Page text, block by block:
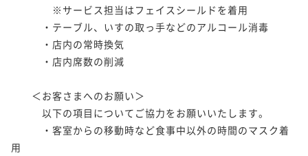
※サービス担当はフェイスシールドを着用
・テーブル、いすの取っ手などのアルコール消毒
・店内の常時換気
・店内席数の削減
＜お客さまへのお願い＞
以下の項目についてご協力をお願いいたします。
・客室からの移動時など食事中以外の時間のマスク着
用